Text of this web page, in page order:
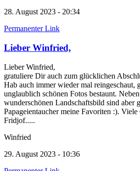
28. August 2023 - 20:34
Permanenter Link
Lieber Winfried,
Lieber Winfried,
gratuliere Dir auch zum glücklichen
Hab auch immer wieder mal reingeschaut,
unglaublich schönen Fotos bestaunt.
wunderschönen Landschaftsbild sind aber
Papageientaucher meine Favoriten :). Viele
Fridjof.....
Winfried
29. August 2023 - 10:36